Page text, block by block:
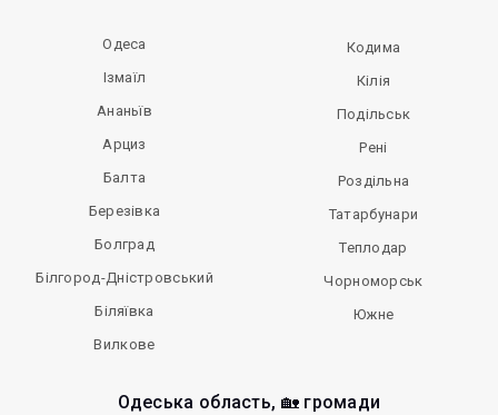
Одеса
Ізмаїл
Ананьїв
Арциз
Балта
Березівка
Болград
Білгород-Дністровський
Біляївка
Вилкове
Кодима
Кілія
Подільськ
Рені
Роздільна
Татарбунари
Теплодар
Чорноморськ
Южне
Одеська область, 🏡 громади